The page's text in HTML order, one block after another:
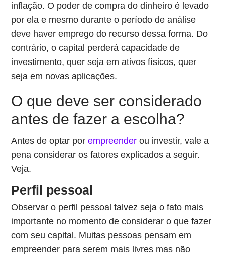
inflação. O poder de compra do dinheiro é levado
por ela e mesmo durante o período de análise
deve haver emprego do recurso dessa forma. Do
contrário, o capital perderá capacidade de
investimento, quer seja em ativos físicos, quer
seja em novas aplicações.
O que deve ser considerado
antes de fazer a escolha?
Antes de optar porempreender ou investir, vale a
pena considerar os fatores explicados a seguir.
Veja.
Perfil pessoal
Observar o perfil pessoal talvez seja o fato mais
importante no momento de considerar o que fazer
com seu capital. Muitas pessoas pensam em
empreender para serem mais livres mas não